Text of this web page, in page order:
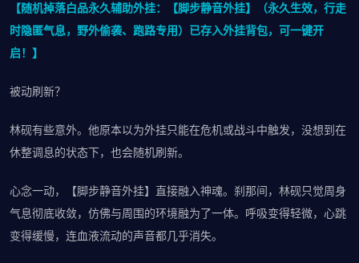
【随机掉落白品永久辅助外挂：【脚步静音外挂】（永久生效，行走
时隐匿气息，野外偷袭、跑路专用）已存入外挂背包，可一键开
启！】
被动刷新？
林砚有些意外。他原本以为外挂只能在危机或战斗中触发，没想到在
休整调息的状态下，也会随机刷新。
心念一动，【脚步静音外挂】直接融入神魂。刹那间，林砚只觉周身
气息彻底收敛，仿佛与周围的环境融为了一体。呼吸变得轻微，心跳
变得缓慢，连血液流动的声音都几乎消失。